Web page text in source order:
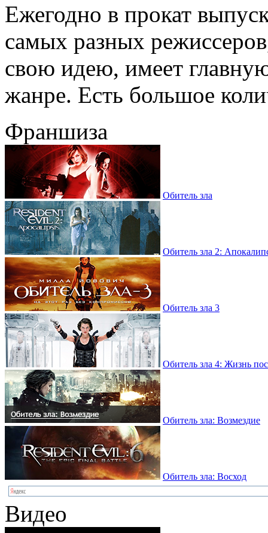
Ежегодно в прокат
самых разных
свою идею, имеет
жанре. Есть большое
Франшиза
Обитель зла
Обитель зла 2:
Обитель зла 3
Обитель зла 4: Жизнь
Обитель зла: Возмездие
Обитель зла: Восход
Видео